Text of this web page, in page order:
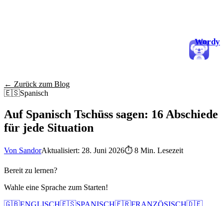
Wordy
← Zurück zum Blog
🇪🇸Spanisch
Auf Spanisch Tschüss sagen: 16 Abschiede
für jede Situation
Von SandorAktualisiert: 28. Juni 2026⏱ 8 Min. Lesezeit
Bereit zu lernen?
Wahle eine Sprache zum Starten!
🇬🇧ENGLISCH🇪🇸SPANISCH🇫🇷FRANZÖSISCH🇩🇪